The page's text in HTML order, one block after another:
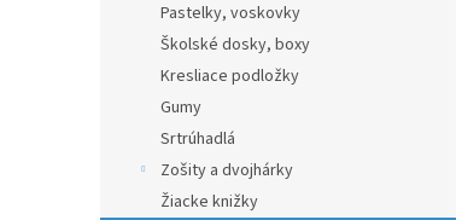
Pastelky, voskovky
Školské dosky, boxy
Kresliace podložky
Gumy
Srtrúhadlá
Zošity a dvojhárky
Žiacke knižky